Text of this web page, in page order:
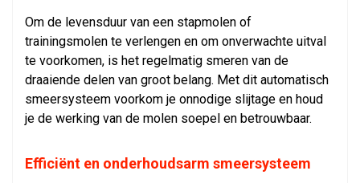
Om de levensduur van een stapmolen of
trainingsmolen te verlengen en om onverwachte uitval
te voorkomen, is het regelmatig smeren van de
draaiende delen van groot belang. Met dit automatisch
smeersysteem voorkom je onnodige slijtage en houd
je de werking van de molen soepel en betrouwbaar.
Efficiënt en onderhoudsarm smeersysteem